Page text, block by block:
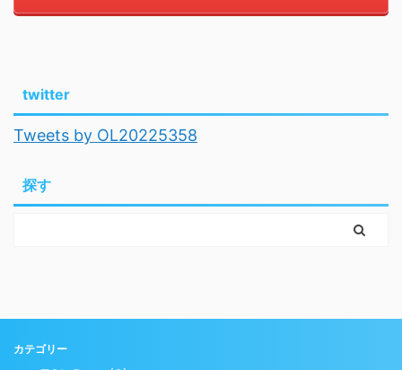
twitter
Tweets by OL20225358
探す
カテゴリー